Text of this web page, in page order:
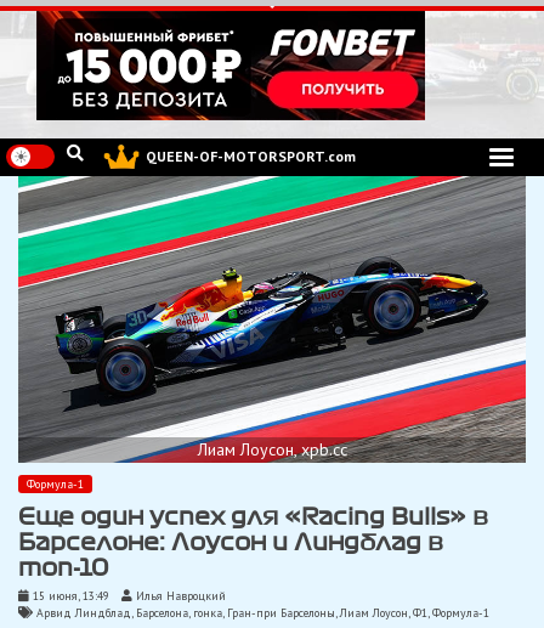
Перейти
к
содержимому
QUEEN-OF-MOTORSPORT.com
Лиам Лоусон, xpb.cc
Формула-1
Еще один успех для «Racing Bulls» в
Барселоне: Лоусон и Линдблад в
топ-10
15 июня, 13:49
Илья Навроцкий
Арвид Линдблад, Барселона, гонка, Гран-при Барселоны,Лиам Лоусон,Ф1,Формула-1